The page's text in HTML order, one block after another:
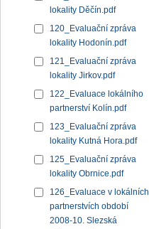
lokality Děčín.pdf
120_Evaluační zpráva
lokality Hodonín.pdf
121_Evaluační zpráva
lokality Jirkov.pdf
122_Evaluace lokálního
partnerství Kolín.pdf
123_Evaluační zpráva
lokality Kutná Hora.pdf
125_Evaluační zpráva
lokality Obrnice.pdf
126_Evaluace v lokálních
partnerstvích období
2008-10. Slezská